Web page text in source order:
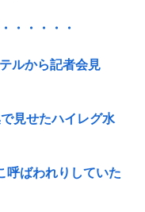
・・・・・
ルから記者会見
見せたハイレグ水
呼ばわれりしていた